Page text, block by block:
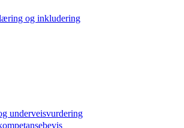
og inkludering
underveisvurdering